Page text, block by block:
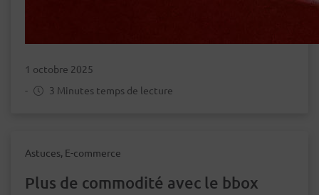
1 octobre 2025
-
3 Minutes temps de lecture
Astuces, E-commerce
Plus de commodité avec le bbox